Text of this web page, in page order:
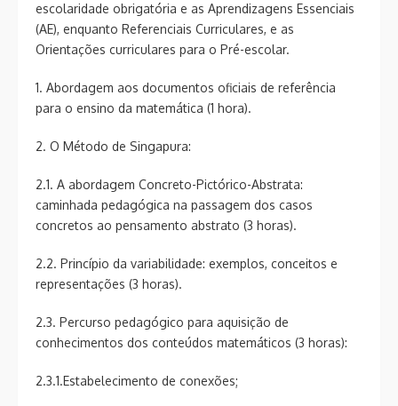
escolaridade obrigatória e as Aprendizagens Essenciais
(AE), enquanto Referenciais Curriculares, e as
Orientações curriculares para o Pré-escolar.
1. Abordagem aos documentos oficiais de referência
para o ensino da matemática (1 hora).
2. O Método de Singapura:
2.1. A abordagem Concreto-Pictórico-Abstrata:
caminhada pedagógica na passagem dos casos
concretos ao pensamento abstrato (3 horas).
2.2. Princípio da variabilidade: exemplos, conceitos e
representações (3 horas).
2.3. Percurso pedagógico para aquisição de
conhecimentos dos conteúdos matemáticos (3 horas):
2.3.1.Estabelecimento de conexões;